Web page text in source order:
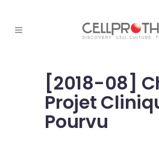
[2018-08]
Projet
Pourvu